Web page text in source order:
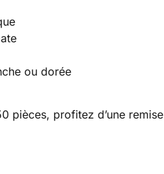
ou dorée
pièces, profitez d’une remise